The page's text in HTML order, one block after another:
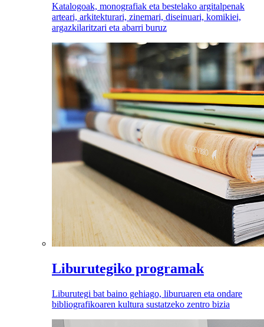
Katalogoak, monografiak eta bestelako argitalpenak
arteari, arkitekturari, zinemari, diseinuari, komikiei,
argazkilaritzari eta abarri buruz
Liburutegiko programak
Liburutegi bat baino gehiago, liburuaren eta ondare
bibliografikoaren kultura sustatzeko zentro bizia